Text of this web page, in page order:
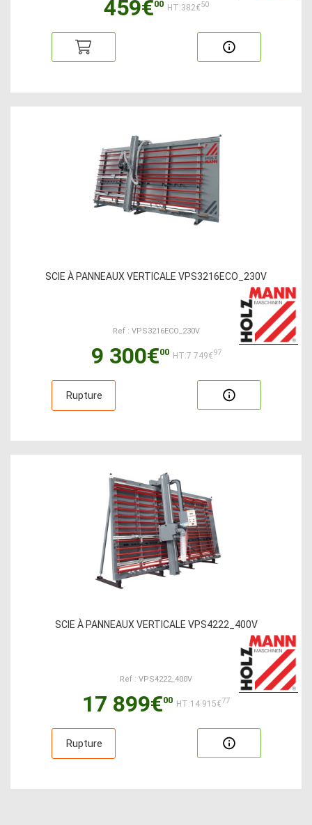
459€00 HT:382€50
SCIE À PANNEAUX VERTICALE VPS3216ECO_230V
Ref : VPS3216ECO_230V
9 300€00 HT:7 749€97
Rupture
SCIE À PANNEAUX VERTICALE VPS4222_400V
Ref : VPS4222_400V
17 899€00 HT:14 915€77
Rupture